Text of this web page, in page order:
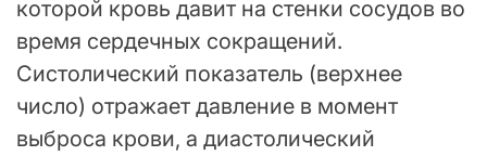
которой кровь давит на стенки сосудов во
время сердечных сокращений.
Систолический показатель (верхнее
число) отражает давление в момент
выброса крови, а диастолический